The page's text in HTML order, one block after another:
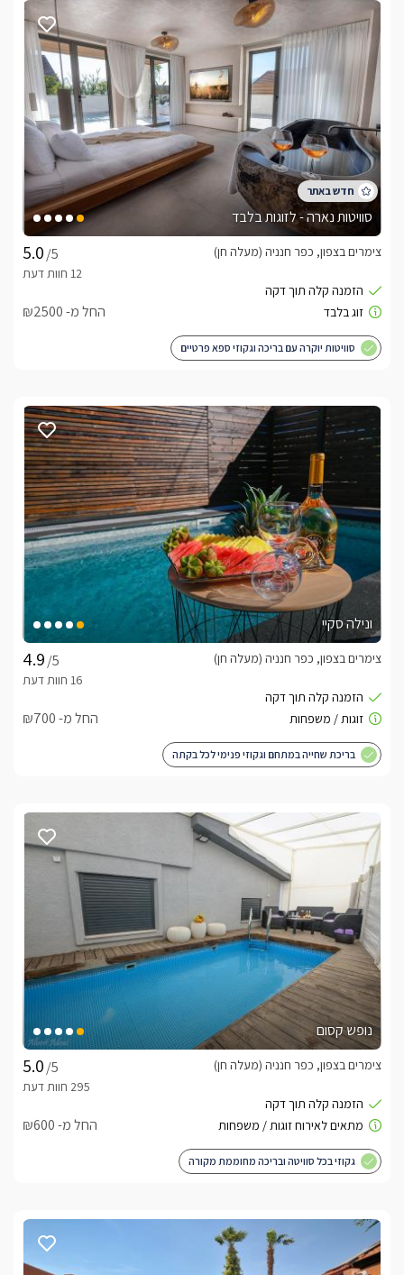
הבקתה חדישה ושקטה, בפרטיות מוחלטת, מתאימה לאירוח זוגות
בלבד. הבקתה המפנקת בנויה כחלל פתוח (סטודיו), שבמרכזה
ניצבת מיטה זוגית מעוצבת ומרווחת במיוחד, לצידה זוג כורסאות
תואמות, ולמולה טלוויזיה חדישה מחוברת לכבלי HOT, ואינטרנט
אלחוטי. בפינת הבקתה שוכן ג'קוזי ענק לוהט ומפנק. עוד תמצאו
מגבות רכות וסבונים ריחניים. ומטבחון עם מקרר, מיקרוגל, קומקום
וערכת קפה ותה.
מה יש במתחם החוץ?
ובה זוג כסאות ושולחן קפה, מדשאה קטנה עם פינת ישיבה ובריכת
לצפייה במדיניות ותנאי הזמנה -לחצו כאן
הזמנות טלפוניות בלבד
לפרטים נוספים או שאלות אנחנו פה לשירותכם
בברכה, רוני/מירב -072-2238316
לצפייה באטרקציות ומסעדות בקרבת בקתת ארבל -
לזוגות בלבד -לחצו כאן
סוויטות נארה - לזוגות בלבד
/5
צימרים בצפון, כפר חנניה (מעלה חן)
החל מ- ₪2500
סוויטות יוקרה עם בריכה וגקוזי ספא פרטיים
ונילה סקיי
/5
צימרים בצפון, כפר חנניה (מעלה חן)
החל מ- ₪700
בריכת שחייה במתחם וגקוזי פנימי לכל בקתה
נופש קסום
/5
צימרים בצפון, כפר חנניה (מעלה חן)
החל מ- ₪600
גקוזי בכל סוויטה ובריכה מחוממת מקורה